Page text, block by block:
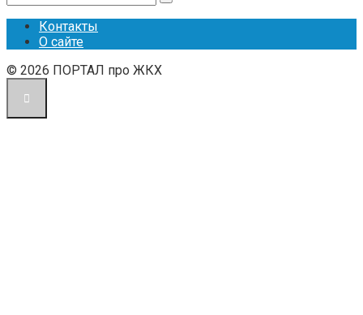
Контакты
О сайте
© 2026 ПОРТАЛ про ЖКХ